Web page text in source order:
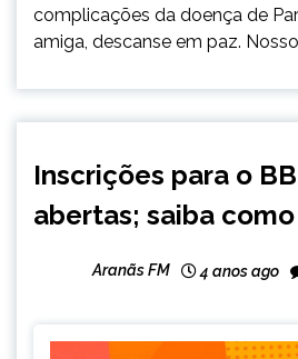
complicações da doença de
amiga, descanse em paz.
Inscrições para o
abertas; saiba
Aranãs FM 4 anos ago